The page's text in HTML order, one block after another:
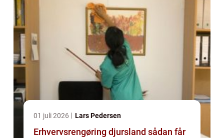
01 juli 2026 Lars Pedersen
Erhvervsrengøring djursland sådan får